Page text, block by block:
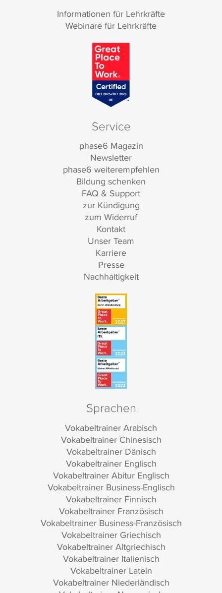
Informationen für Lehrkräfte
Webinare für Lehrkräfte
Service
phase6 Magazin
Newsletter
phase6 weiterempfehlen
Bildung schenken
FAQ & Support
zur Kündigung
zum Widerruf
Kontakt
Unser Team
Karriere
Presse
Nachhaltigkeit
Sprachen
Vokabeltrainer Arabisch
Vokabeltrainer Chinesisch
Vokabeltrainer Dänisch
Vokabeltrainer Englisch
Vokabeltrainer Abitur Englisch
Vokabeltrainer Business-Englisch
Vokabeltrainer Finnisch
Vokabeltrainer Französisch
Vokabeltrainer Business-Französisch
Vokabeltrainer Griechisch
Vokabeltrainer Altgriechisch
Vokabeltrainer Italienisch
Vokabeltrainer Latein
Vokabeltrainer Niederländisch